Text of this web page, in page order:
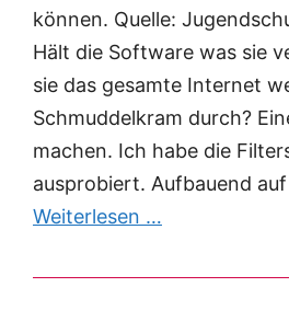
können. Quelle:
Hält die Software was sie
sie das gesamte Internet
Schmuddelkram durch?
machen. Ich habe die
ausprobiert. Aufbauend
Weiterlesen …